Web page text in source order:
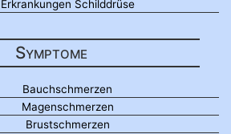
Erkrankungen Schilddrüse
Symptome
Bauchschmerzen
Magenschmerzen
Brustschmerzen